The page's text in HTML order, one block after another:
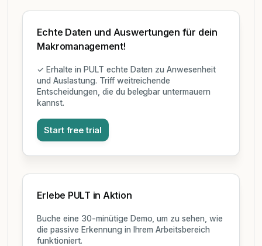
Echte Daten und Auswertungen für dein
Makromanagement!
✓ Erhalte in PULT echte Daten zu Anwesenheit
und Auslastung. Triff weitreichende
Entscheidungen, die du belegbar untermauern
kannst.
Start free trial
Erlebe PULT in Aktion
Buche eine 30-minütige Demo, um zu sehen, wie
die passive Erkennung in Ihrem Arbeitsbereich
funktioniert.